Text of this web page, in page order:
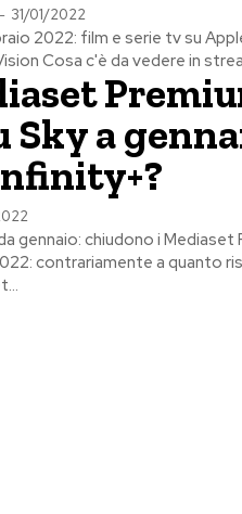
- 31/01/2022
2022: film e serie tv su
Cosa c'è da vedere in
Sky a
gennaio: chiudono i Mediaset
contrariamente a quanto